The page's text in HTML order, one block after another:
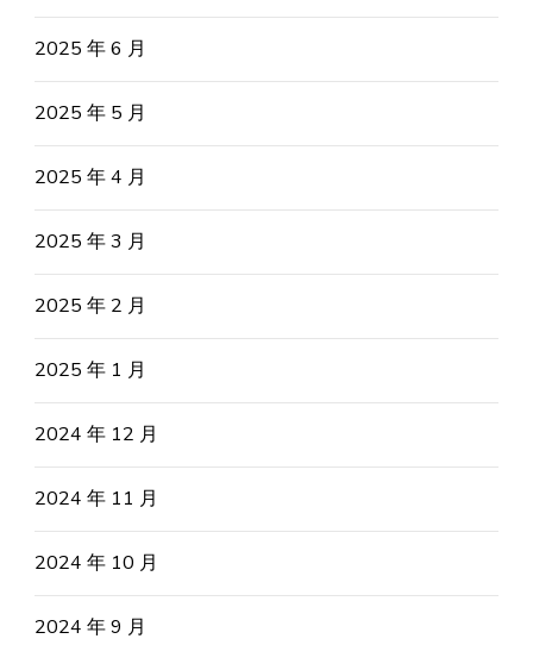
2025 年 6 月
2025 年 5 月
2025 年 4 月
2025 年 3 月
2025 年 2 月
2025 年 1 月
2024 年 12 月
2024 年 11 月
2024 年 10 月
2024 年 9 月